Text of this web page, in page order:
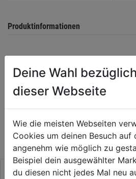
Produktinformationen
WEITERE PRODUKTE
KATEGORIE
Deine Wahl
dieser Webseite
Wie die meisten Webseiten
Cookies um deinen Besuch auf
angenehm wie möglich zu
Beispiel dein ausgewählter
du diesen nicht jedes Mal neu